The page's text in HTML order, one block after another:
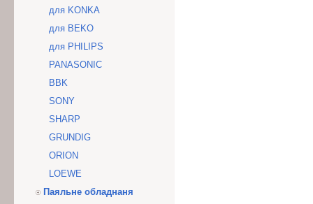
для KONKA
для BEKO
для PHILIPS
PANASONIC
BBK
SONY
SHARP
GRUNDIG
ORION
LOEWE
Паяльне обладнаня